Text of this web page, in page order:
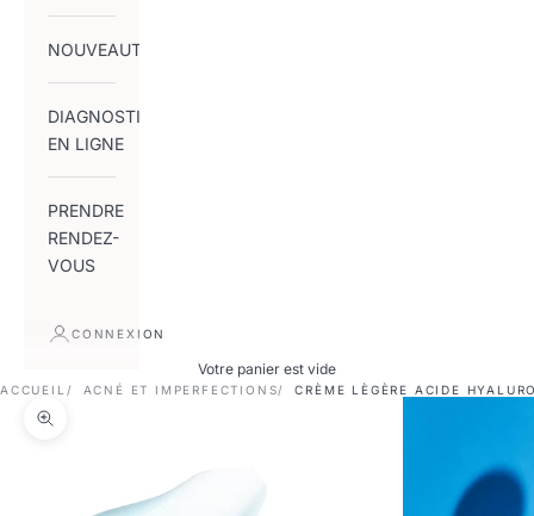
NOUVEAUTÉS
DIAGNOSTIC
EN LIGNE
PRENDRE
RENDEZ-
VOUS
CONNEXION
Votre panier est vide
ACCUEIL ACNÉ ET IMPERFECTIONS CRÈME LÈGÈRE ACIDE
Zoomer sur l'image